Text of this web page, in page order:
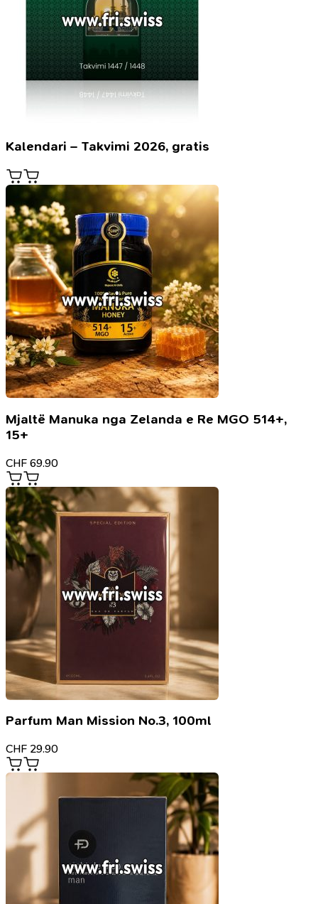
Kalendari – Takvimi 2026, gratis
Mjaltë Manuka nga Zelanda e Re MGO 514+,
15+
CHF 69.90
Parfum Man Mission No.3, 100ml
CHF 29.90